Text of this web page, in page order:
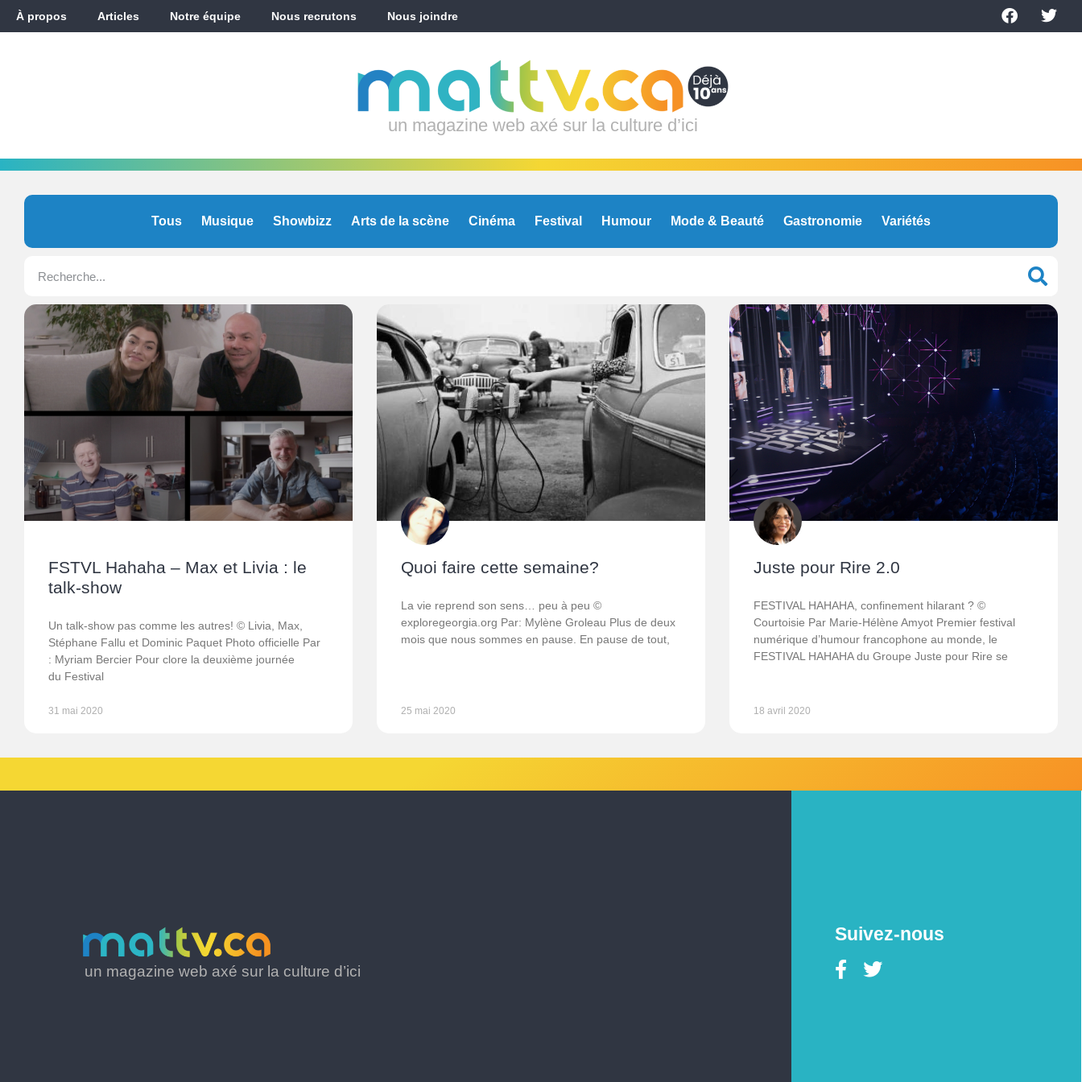
À propos Articles Notre équipe Nous recrutons Nous joindre
un magazine web axé sur la culture d’ici
Tous Musique Showbizz Arts de la scène Cinéma Festival Humour Mode & Beauté Gastronomie Variétés
FSTVL Hahaha – Max et Livia : le
talk-show
Un talk-show pas comme les autres! © Livia, Max,
Stéphane Fallu et Dominic Paquet Photo officielle Par
: Myriam Bercier Pour clore la deuxième journée
du Festival
31 mai 2020
Quoi faire cette semaine?
La vie reprend son sens… peu à peu ©
exploregeorgia.org Par: Mylène Groleau Plus de deux
mois que nous sommes en pause. En pause de tout,
25 mai 2020
Juste pour Rire 2.0
FESTIVAL HAHAHA, confinement hilarant ? ©
Courtoisie Par Marie-Hélène Amyot Premier festival
numérique d’humour francophone au monde, le
FESTIVAL HAHAHA du Groupe Juste pour Rire se
18 avril 2020
un magazine web axé sur la culture d’ici
Suivez-nous